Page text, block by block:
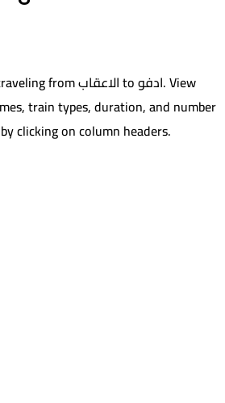
fromالاعقابtoادفو.View
train types, duration, and number
clicking on column headers.